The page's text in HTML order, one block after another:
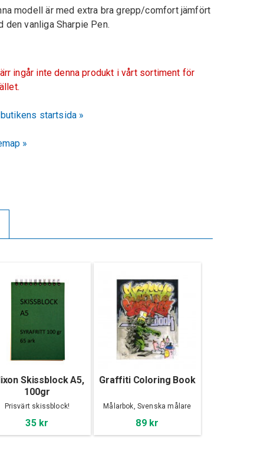
modell är med extra bra grepp/comfort jämfört
den vanliga Sharpie Pen.
ingår inte denna produkt i vårt sortiment för
startsida »
»
Skissblock A5,
100gr
Prisvärt skissblock!
35 kr
Graffiti Coloring Book
Målarbok, Svenska målare
89 kr